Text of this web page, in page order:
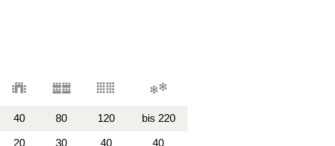
40 80 120 bis 220
20 30 40 40